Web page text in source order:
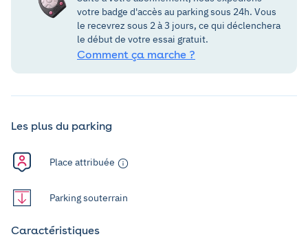
votre badge d'accès au parking sous 24h. Vous
le recevrez sous 2 à 3 jours, ce qui déclenchera
le début de votre essai gratuit.
Comment ça marche ?
Les plus du parking
Place attribuée
Parking souterrain
Caractéristiques